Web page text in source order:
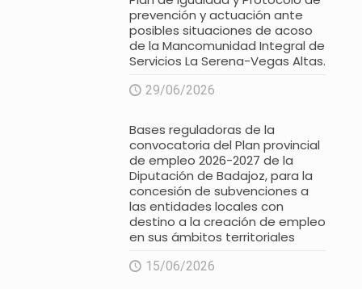
prevención y actuación ante
posibles situaciones de acoso
de la Mancomunidad Integral de
Servicios La Serena-Vegas Altas.
29/06/2026
Bases reguladoras de la
convocatoria del Plan provincial
de empleo 2026-2027 de la
Diputación de Badajoz, para la
concesión de subvenciones a
las entidades locales con
destino a la creación de empleo
en sus ámbitos territoriales
15/06/2026